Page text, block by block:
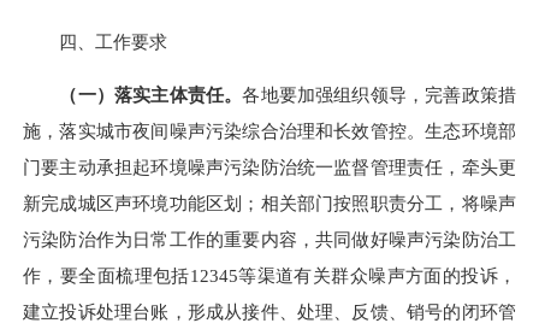
四、工作要求
（一）落实主体责任。各地要加强组织领导，完善政策措
施，落实城市夜间噪声污染综合治理和长效管控。生态环境部
门要主动承担起环境噪声污染防治统一监督管理责任，牵头更
新完成城区声环境功能区划；相关部门按照职责分工，将噪声
污染防治作为日常工作的重要内容，共同做好噪声污染防治工
作，要全面梳理包括12345等渠道有关群众噪声方面的投诉，
建立投诉处理台账， 形成从接件、处理、反馈、销号的闭环管